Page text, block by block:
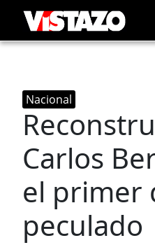
Nacional
Carlos
el primer
peculado